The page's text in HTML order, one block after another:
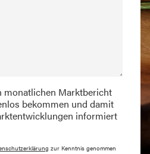
monatlichen Marktbericht
bekommen und damit
informiert
zur Kenntnis genommen